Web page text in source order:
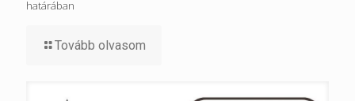
határában
Tovább olvasom